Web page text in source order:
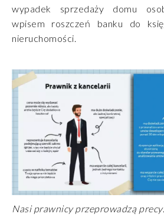
wypadek sprzedaży domu
wpisem roszczeń banku do
nieruchomości.
Nasi prawnicy przeprowadzą